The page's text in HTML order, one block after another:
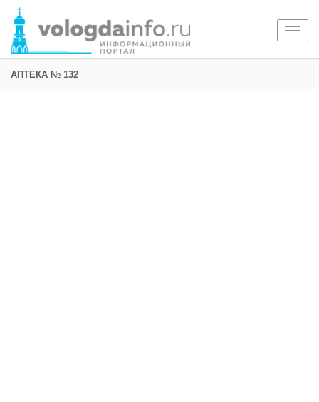
АПТЕКА № 132